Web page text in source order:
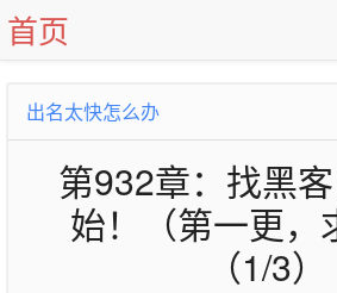
首页
出名太快怎么办
第932章：找黑
始！（第一更，
（1/3）